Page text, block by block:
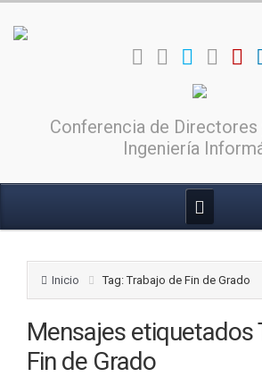
Conferencia de Directores
Ingeniería
Inicio Tag: Trabajo de Fin de Grado
Mensajes etiquetados
Fin de Grado